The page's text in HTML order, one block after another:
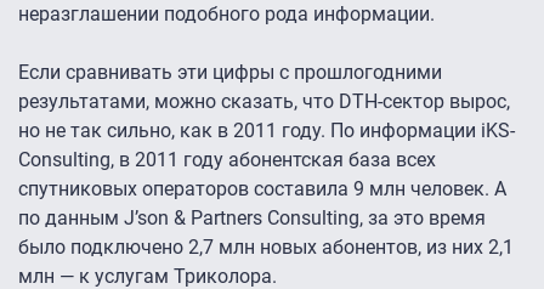
неразглашении подобного рода информации.
Если сравнивать эти цифры с прошлогодними
результатами, можно сказать, что DTH-сектор вырос,
но не так сильно, как в 2011 году. По информации iKS-
Consulting, в 2011 году абонентская база всех
спутниковых операторов составила 9 млн человек. А
по данным J’son & Partners Consulting, за это время
было подключено 2,7 млн новых абонентов, из них 2,1
млн — к услугам Триколора.